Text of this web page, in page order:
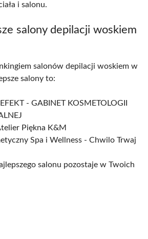
i salonu.
salony depilacji woskiem
salonów depilacji woskiem w
salony to:
- GABINET KOSMETOLOGII
Piękna K&M
Spa i Wellness - Chwilo Trwaj
salonu pozostaje w Twoich